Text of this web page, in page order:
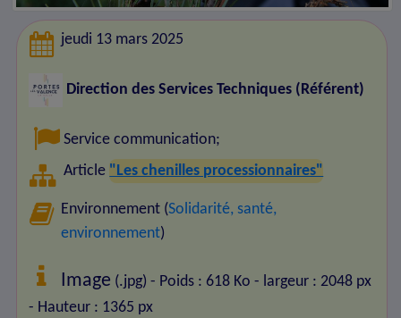
jeudi 13 mars 2025
Direction des Services Techniques (Référent)
Service communication;
Article "Les chenilles processionnaires"
Environnement (Solidarité, santé,
environnement)
Image (.jpg) - Poids : 618 Ko - largeur : 2048 px
- Hauteur : 1365 px